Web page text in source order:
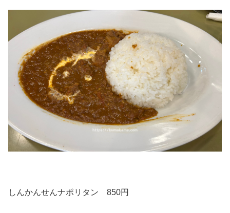
しんかんせんナポリタン 850円